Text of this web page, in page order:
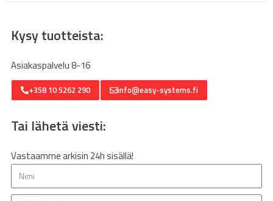
Kysy tuotteista:
Asiakaspalvelu 8-16
+358 10 5262 290 info@easy-systems.fi
Tai lähetä viesti:
Vastaamme arkisin 24h sisällä!